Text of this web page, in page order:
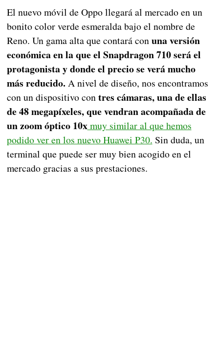
El nuevo móvil de Oppo llegará al mercado en un
bonito color verde esmeralda bajo el nombre de
Reno. Un gama alta que contará conuna versión
económica en la que el Snapdragon 710 será el
protagonista y donde el precio se verá mucho
más reducido. A nivel de diseño, nos encontramos
con un dispositivo contres cámaras, una de ellas
de 48 megapíxeles, que vendran acompañada de
un zoom óptico 10xmuy similar al que hemos
podido ver en los nuevo Huawei P30. Sin duda, un
terminal que puede ser muy bien acogido en el
mercado gracias a sus prestaciones.